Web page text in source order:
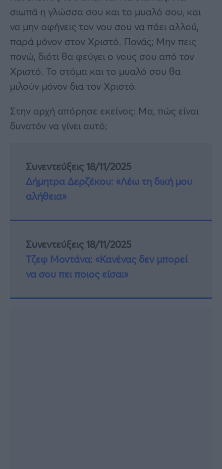
σιωπά η γλώσσα σου και το μυαλό σου, και
να μην αφήνεις τον νου σου να πάει αλλού,
παρά μόνον στον Χριστό. Πονάς; Μην πεις
πονώ, διότι θα φεύγει ο νους σου από τον
Χριστό. Το στόμα και το μυαλό σου θα
μιλούν μόνον δια τον Χριστό.
Στην αρχή απόρησε εκείνος: Μα, πώς είναι
δυνατόν να γίνει αυτό;
Συνεντεύξεις 18/11/2025
Δήμητρα Δερζέκου: «Λέω τη δική μου
αλήθεια»
Συνεντεύξεις 18/11/2025
Τζεφ Μοντάνα: «Κανένας δεν μπορεί
να σου πει ποιος είσαι»